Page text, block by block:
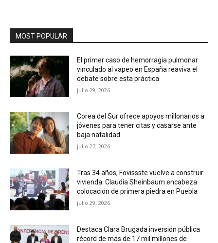
MOST POPULAR
El primer caso de hemorragia pulmonar
vinculado al vapeo en España reaviva el
debate sobre esta práctica
julio 29, 2026
Corea del Sur ofrece apoyos millonarios a
jóvenes para tener citas y casarse ante
baja natalidad
julio 27, 2026
Tras 34 años, Fovissste vuelve a construir
vivienda: Claudia Sheinbaum encabeza
colocación de primera piedra en Puebla
julio 29, 2026
Destaca Clara Brugada inversión pública
récord de más de 17 mil millones de